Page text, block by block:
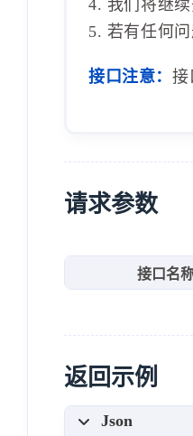
4. 我们将继
5. 若有任何
接口注意： 接
请求参数
接口名
返回示例
Json